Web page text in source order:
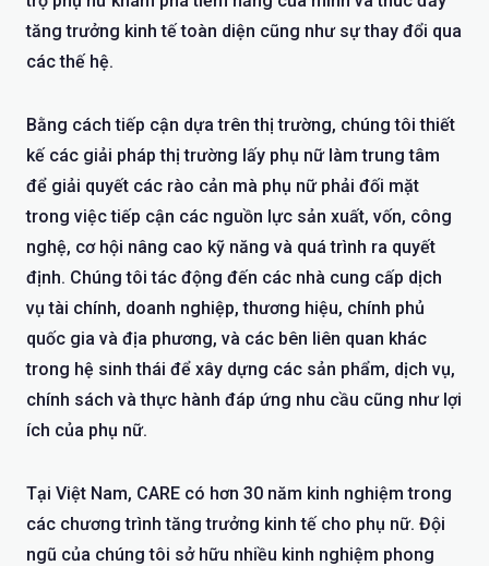
tăng trưởng kinh tế toàn diện cũng như sự thay đổi qua
các thế hệ.
Bằng cách tiếp cận dựa trên thị trường, chúng tôi thiết
kế các giải pháp thị trường lấy phụ nữ làm trung tâm
để giải quyết các rào cản mà phụ nữ phải đối mặt
trong việc tiếp cận các nguồn lực sản xuất, vốn, công
nghệ, cơ hội nâng cao kỹ năng và quá trình ra quyết
định. Chúng tôi tác động đến các nhà cung cấp dịch
vụ tài chính, doanh nghiệp, thương hiệu, chính phủ
quốc gia và địa phương, và các bên liên quan khác
trong hệ sinh thái để xây dựng các sản phẩm, dịch vụ,
chính sách và thực hành đáp ứng nhu cầu cũng như lợi
ích của phụ nữ.
Tại Việt Nam, CARE có hơn 30 năm kinh nghiệm trong
các chương trình tăng trưởng kinh tế cho phụ nữ. Đội
ngũ của chúng tôi sở hữu nhiều kinh nghiệm phong